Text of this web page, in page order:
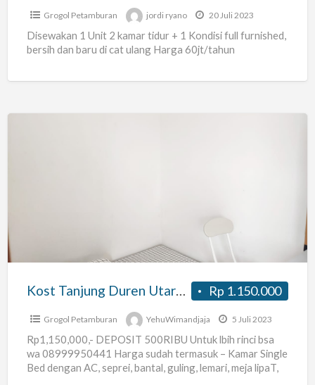
Grogol Petamburan jordi ryano 20 Juli 2023
Disewakan 1 Unit 2 kamar tidur + 1 Kondisi full furnished,
bersih dan baru di cat ulang Harga 60jt/tahun
–
Kost
Rp 1.150.000
Kost Tanjung Duren Utara Grogol – Kost Nyoman
Grogol Petamburan YehuWimandjaja 5 Juli 2023
Rp1,150,000,- DEPOSIT 500RIBU Untuk lbih rinci bsa
wa 08999950441 Harga sudah termasuk – Kamar Single
Bed dengan AC, seprei, bantal, guling, lemari, meja lipaT,